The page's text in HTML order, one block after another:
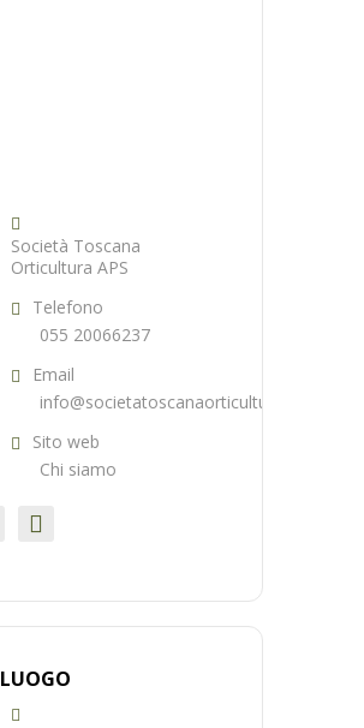
Società Toscana
Orticultura APS
Telefono
055 20066237
Email
info@societatoscanaorticultura.it
Sito web
Chi siamo
LUOGO